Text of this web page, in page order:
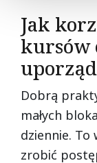
Jak
kursów
Dobrą
małych
dziennie. To
zrobić